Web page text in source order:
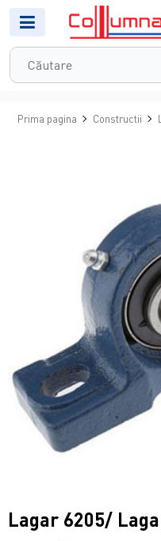
Prima pagina Constructii
Lagar 6205/